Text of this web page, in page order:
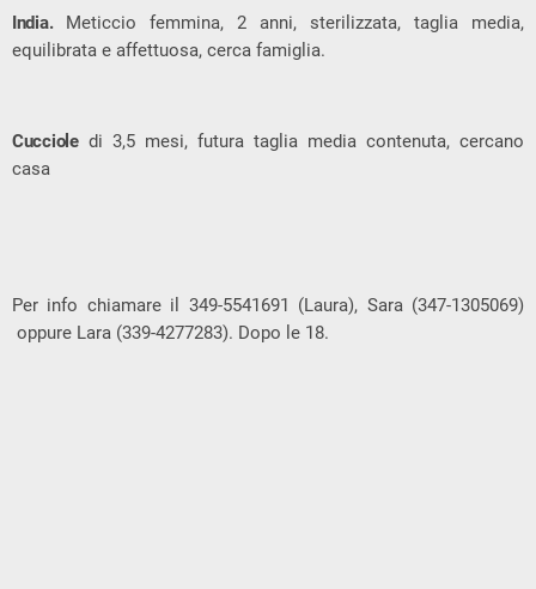
India.Meticcio femmina, 2 anni, sterilizzata, taglia media,
equilibrata e affettuosa, cerca famiglia.
Cuccioledi 3,5 mesi, futura taglia media contenuta, cercano
casa
Per info chiamare il 349-5541691 (Laura), Sara (347-1305069)
oppure Lara (339-4277283). Dopo le 18.